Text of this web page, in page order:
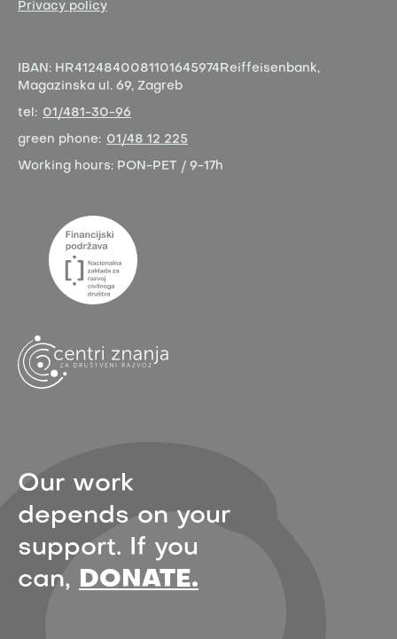
Privacy policy
IBAN: HR4124840081101645974 Reiffeisenbank,
Magazinska ul. 69, Zagreb
tel: 01/481-30-96
green phone: 01/48 12 225
Working hours: PON-PET / 9-17h
Our work
depends on your
support. If you
can, DONATE.